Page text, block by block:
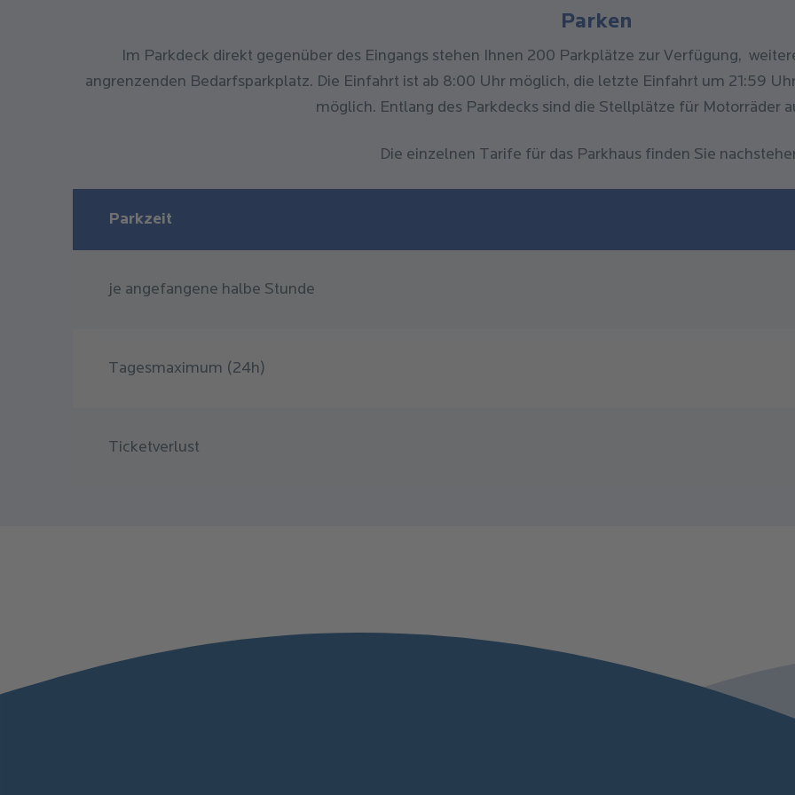
Parken
Im Parkdeck direkt gegenüber des Eingangs stehen Ihnen 200 Parkplätze zur Verfügung,
angrenzenden Bedarfsparkplatz. Die Einfahrt ist ab 8:00 Uhr möglich, die letzte Einfahrt um 21:59
möglich. Entlang des Parkdecks sind die Stellplätze für Motorräder
Die einzelnen Tarife für das Parkhaus finden Sie
Parkzeit
je angefangene halbe Stunde
Tagesmaximum (24h)
Ticketverlust